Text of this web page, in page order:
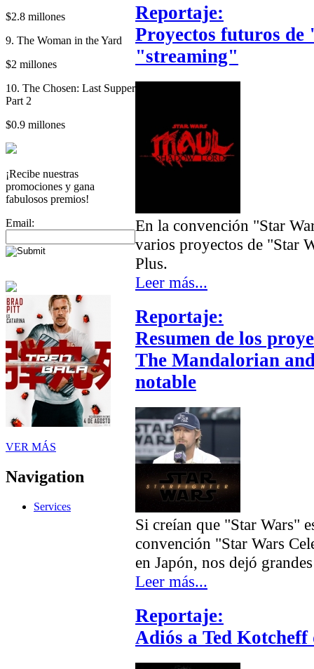
$2.8 millones
9. The Woman in the Yard
$2 millones
10. The Chosen: Last Supper
Part 2
$0.9 millones
¡Recibe nuestras
promociones y gana
fabulosos premios!
Email:
VER MÁS
Navigation
Services
Reportaje:
Proyectos futuros
"streaming"
En la convención "Star
varios proyectos de "Star
Plus.
Leer más...
Reportaje:
Resumen de los
The Mandalorian
notable
Si creían que "Star Wars"
convención "Star Wars
en Japón, nos dejó
Leer más...
Reportaje:
Adiós a Ted